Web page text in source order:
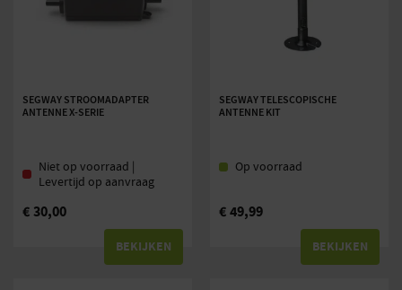
SEGWAY STROOMADAPTER
ANTENNE X-SERIE
Niet op voorraad |
Levertijd op aanvraag
€30,00
BEKIJKEN
SEGWAY TELESCOPISCHE
ANTENNE KIT
Op voorraad
€49,99
BEKIJKEN